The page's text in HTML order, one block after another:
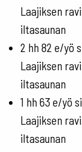
Laajiksen
iltasaunan
2 hh 82 e/yö
Laajiksen
iltasaunan
1 hh 63 e/yö
Laajiksen
iltasaunan